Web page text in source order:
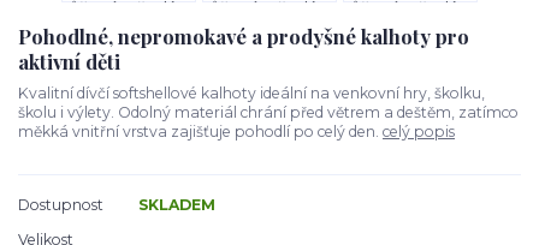
Pohodlné, nepromokavé a prodyšné kalhoty pro
aktivní děti
Kvalitní dívčí softshellové kalhoty ideální na venkovní hry, školku,
školu i výlety. Odolný materiál chrání před větrem a deštěm, zatímco
měkká vnitřní vrstva zajišťuje pohodlí po celý den. celý popis
Dostupnost
SKLADEM
Velikost